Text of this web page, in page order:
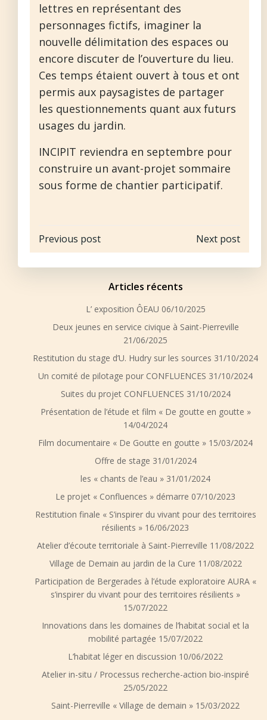
lettres en représentant des
personnages fictifs, imaginer la
nouvelle délimitation des espaces ou
encore discuter de l’ouverture du lieu.
Ces temps étaient ouvert à tous et ont
permis aux paysagistes de partager
les questionnements quant aux futurs
usages du jardin.
INCIPIT reviendra en septembre pour
construire un avant-projet sommaire
sous forme de chantier participatif.
Navigation
de
l’article
Previous post
Navigation
de
l’article
Next post
Articles récents
L’ exposition ÔEAU 06/10/2025
Deux jeunes en service civique à Saint-Pierreville
21/06/2025
Restitution du stage d’U. Hudry sur les sources 31/10/2024
Un comité de pilotage pour CONFLUENCES 31/10/2024
Suites du projet CONFLUENCES 31/10/2024
Présentation de l’étude et film « De goutte en goutte »
14/04/2024
Film documentaire « De Goutte en goutte » 15/03/2024
Offre de stage 31/01/2024
les « chants de l’eau » 31/01/2024
Le projet « Confluences » démarre 07/10/2023
Restitution finale « S’inspirer du vivant pour des territoires
résilients » 16/06/2023
Atelier d’écoute territoriale à Saint-Pierreville 11/08/2022
Village de Demain au jardin de la Cure 11/08/2022
Participation de Bergerades à l’étude exploratoire AURA «
s’inspirer du vivant pour des territoires résilients »
15/07/2022
Innovations dans les domaines de l’habitat social et la
mobilité partagée 15/07/2022
L’habitat léger en discussion 10/06/2022
Atelier in-situ / Processus recherche-action bio-inspiré
25/05/2022
Saint-Pierreville « Village de demain » 15/03/2022